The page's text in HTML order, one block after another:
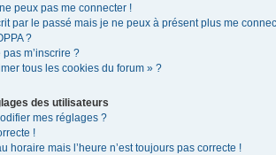
peux pas me connecter !
par le passé mais je ne peux à présent plus me
?
m’inscrire ?
tous les cookies du forum » ?
des utilisateurs
mes réglages ?
!
horaire mais l’heure n’est toujours pas correcte !